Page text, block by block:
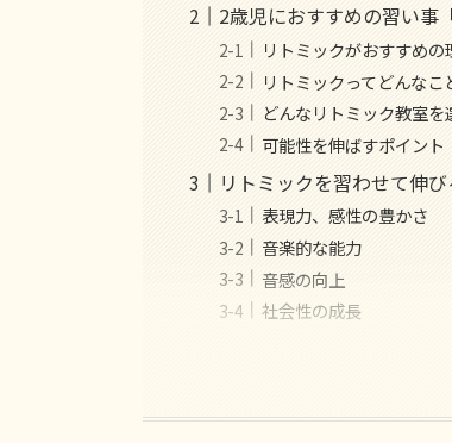
2歳児におすすめの習い事
リトミックがおすすめの
リトミックってどんなこ
どんなリトミック教室を
可能性を伸ばすポイント
リトミックを習わせて伸
表現力、感性の豊かさ
音楽的な能力
音感の向上
社会性の成長